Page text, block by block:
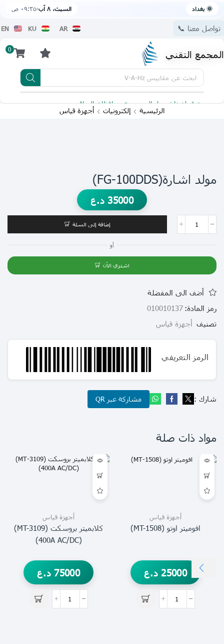
🌞 بغداد السبت، ٨ آب ٠٩:٣٥ ص
تواصل معنا 📞 AR
KU
EN
المجمع التقني 0
ابحث عن مقاييس V-A-Hz
يتوفر لدينا توصيل الى جميع محافظات العراق
الرئيسية إلكترونيات أجهزة قياس
مولد اشارة(FG-100DDS)
35000 د.ع
إضافة إلى السلة
أو
اشتري الآن
أضف الى المفضلة
رمز المادة: 010010137
تصنيف أجهزة قياس
الرمز التعريفي
شارك : مشاركة عبر QR
مواد ذات صلة
أجهزة قياس
افوميتر اوتو (MT-1508)
25000 د.ع
أجهزة قياس
كلابميتر بروسكت (MT-3109)
(400A AC/DC)
75000 د.ع